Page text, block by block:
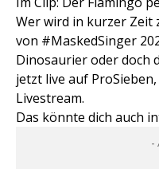
Wer wird in kurzer Zeit
von #MaskedSinger
Dinosaurier oder doch
jetzt live auf
Livestream.
Das könnte dich auch
-